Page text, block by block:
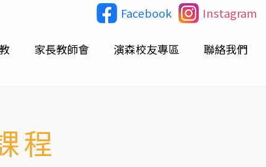
Facebook Instagram
家長教師會 演森校友專區 聯絡我們
程